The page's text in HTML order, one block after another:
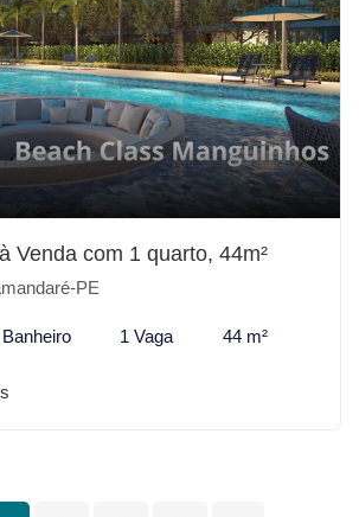
Venda com 1 quarto, 44m²
PE
Banheiro 1 Vaga 44 m²